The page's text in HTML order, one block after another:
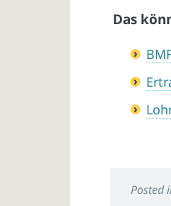
Das
Posted